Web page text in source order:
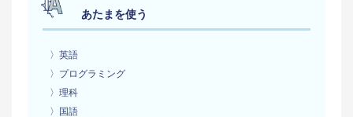
あたまを使う
〉英語
〉プログラミング
〉理科
〉国語